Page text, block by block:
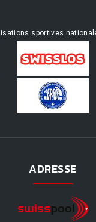
sportives
ADRESSE